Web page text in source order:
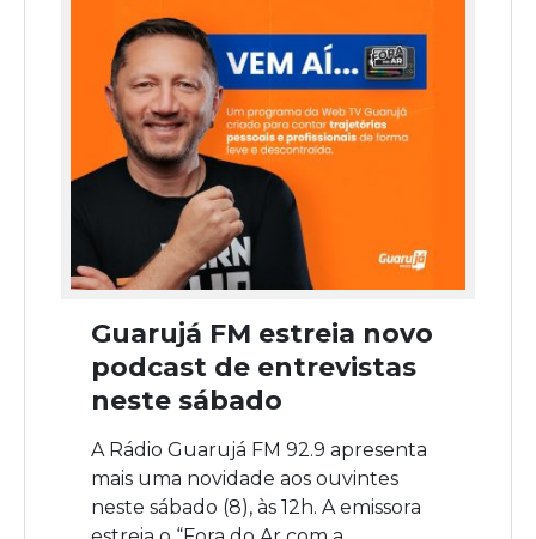
Guarujá FM estreia novo
podcast de entrevistas
neste sábado
A Rádio Guarujá FM 92.9 apresenta
mais uma novidade aos ouvintes
neste sábado (8), às 12h. A emissora